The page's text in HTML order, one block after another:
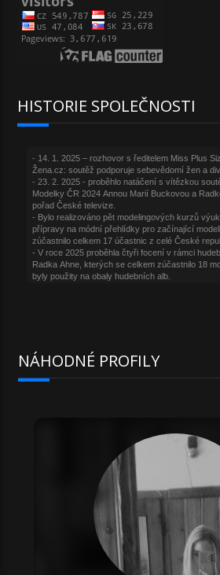
HISTORIE SPOLEČNOSTI
NÁHODNÉ PROFILY